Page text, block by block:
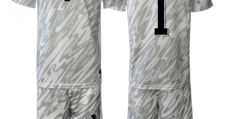
Moj račun
Trgovina
Zaključek nakupa